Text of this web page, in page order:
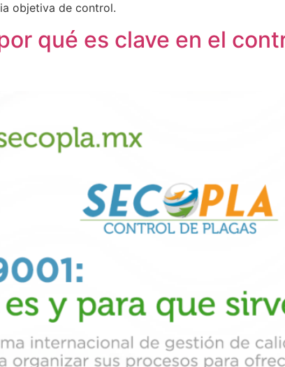
objetiva de control.
qué es clave en el